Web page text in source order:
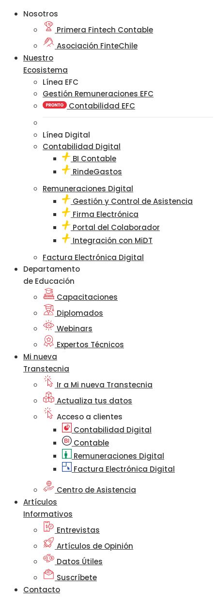
Nosotros
Primera Fintech Contable
Asociación FinteChile
Nuestro
Ecosistema
Línea EFC
Gestión Remuneraciones EFC
Contabilidad EFC
Línea Digital
Contabilidad Digital
BI Contable
RindeGastos
Remuneraciones Digital
Gestión y Control de Asistencia
Firma Electrónica
Portal del Colaborador
Integración con MiDT
Factura Electrónica Digital
Departamento
de Educación
Capacitaciones
Diplomados
Webinars
Expertos Técnicos
Mi nueva
Transtecnia
Ir a Mi nueva Transtecnia
Actualiza tus datos
Acceso a clientes
Contabilidad Digital
Contable
Remuneraciones Digital
Factura Electrónica Digital
Centro de Asistencia
Artículos
Informativos
Entrevistas
Artículos de Opinión
Datos Útiles
Suscríbete
Contacto